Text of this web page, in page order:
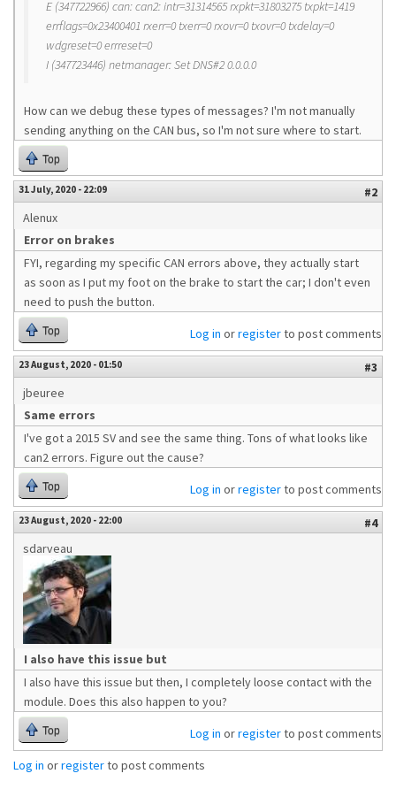
E (347722966) can: can2: intr=31314565 rxpkt=31803275 txpkt=1419
errflags=0x23400401 rxerr=0 txerr=0 rxovr=0 txovr=0 txdelay=0
wdgreset=0 errreset=0
I (347723446) netmanager: Set DNS#2 0.0.0.0
How can we debug these types of messages? I'm not manually
sending anything on the CAN bus, so I'm not sure where to start.
Top
31 July, 2020 - 22:09
#2
Alenux
Error on brakes
FYI, regarding my specific CAN errors above, they actually start
as soon as I put my foot on the brake to start the car; I don't even
need to push the button.
Top Log in orregisterto post comments
23 August, 2020 - 01:50
#3
jbeuree
Same errors
I've got a 2015 SV and see the same thing. Tons of what looks like
can2 errors. Figure out the cause?
Top Log in orregisterto post comments
23 August, 2020 - 22:00
#4
sdarveau
I also have this issue but
I also have this issue but then, I completely loose contact with the
module. Does this also happen to you?
Top Log in orregisterto post comments
Log in orregisterto post comments